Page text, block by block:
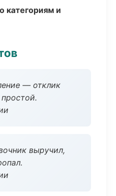
категориям и
— отклик
выручил,